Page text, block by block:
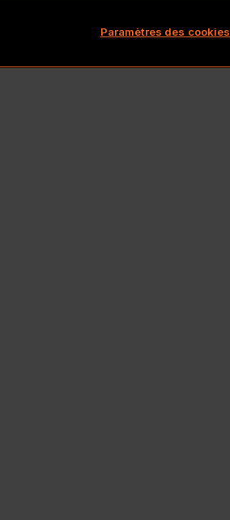
Tous droits réservés.Paramètres des cookies